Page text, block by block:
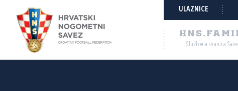
ULAZNICE
Službena stranica